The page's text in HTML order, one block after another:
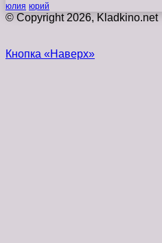
юлия юрий
© Copyright 2026, Kladkino.net
Кнопка «Наверх»